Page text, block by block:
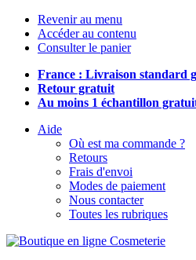
Revenir au menu
Accéder au contenu
Consulter le panier
France : Livraison standard
Retour gratuit
Au moins 1 échantillon
Aide
Où est ma commande ?
Retours
Frais d'envoi
Modes de paiement
Nous contacter
Toutes les rubriques